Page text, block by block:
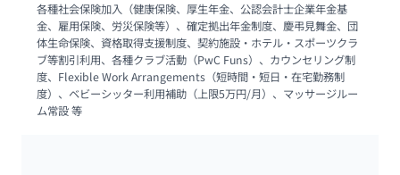
各種社会保険加入（健康保険、厚生年金、公認会計士企業年金基
金、雇用保険、労災保険等）、確定拠出年金制度、慶弔見舞金、団
体生命保険、資格取得支援制度、契約施設・ホテル・スポーツクラ
ブ等割引利用、各種クラブ活動（PwC Funs）、カウンセリング制
度、Flexible Work Arrangements（短時間・短日・在宅勤務制
度）、ベビーシッター利用補助（上限5万円/月）、マッサージルー
ム常設 等